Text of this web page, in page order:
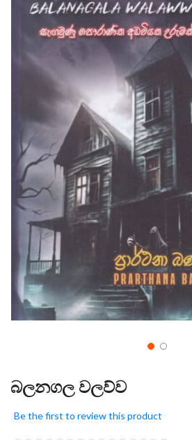
බලනගල වලව්ව
Be the first to review this product